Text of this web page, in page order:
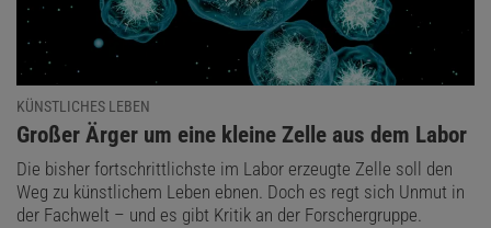
KÜNSTLICHES LEBEN
:
Großer Ärger um eine kleine Zelle aus dem Labor
Die bisher fortschrittlichste im Labor erzeugte Zelle soll den
Weg zu künstlichem Leben ebnen. Doch es regt sich Unmut in
der Fachwelt – und es gibt Kritik an der Forschergruppe.